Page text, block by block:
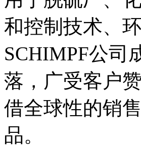
和控制技术、
SCHIMPF公司
落，广受客户
借全球性的销
品。